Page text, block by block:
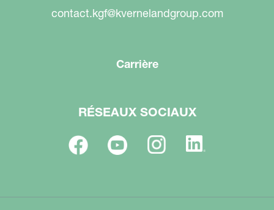
contact.kgf@kvernelandgroup.com
Carrière
RÉSEAUX SOCIAUX